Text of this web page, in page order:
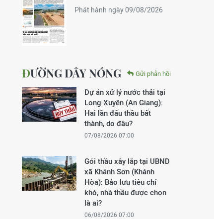
Phát hành ngày 09/08/2026
ĐƯỜNG DÂY NÓNG Gửi phản hồi
Dự án xử lý nước thải tại
Long Xuyên (An Giang):
Hai lần đấu thầu bất
thành, do đâu?
07/08/2026 07:00
Gói thầu xây lắp tại UBND
xã Khánh Sơn (Khánh
Hòa): Bảo lưu tiêu chí
khó, nhà thầu được chọn
là ai?
06/08/2026 07:00